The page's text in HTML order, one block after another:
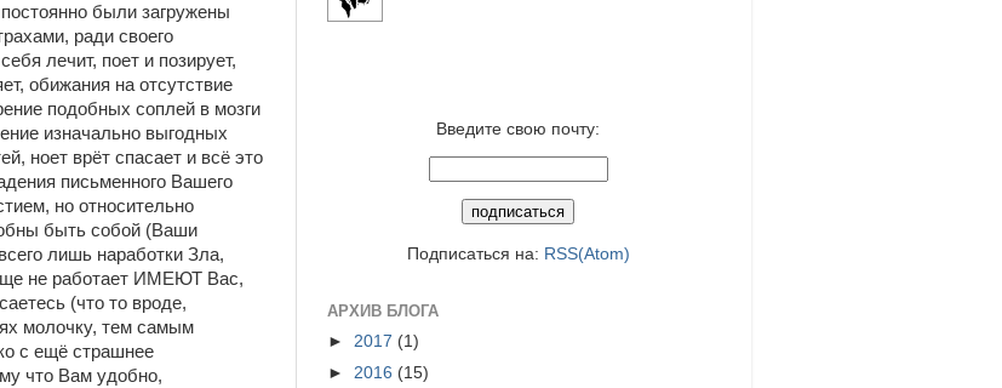
были загружены
ради своего
лечит, поет и позирует,
обижания на отсутствие
подобных соплей в мозги
изначально выгодных
ноет врёт спасает и всё это
письменного Вашего
но относительно
быть собой (Ваши
лишь наработки Зла,
не работает ИМЕЮТ Вас,
(что то вроде,
молочку, тем самым
с ещё страшнее
что Вам удобно,
Введите свою почту:
Подписаться на: RSS(Atom)
АРХИВ БЛОГА
► 2017 (1)
► 2016 (15)